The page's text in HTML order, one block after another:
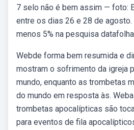
7 selo não é bem assim — foto:
entre os dias 26 e 28 de agosto.
menos 5% na pesquisa
Webde forma bem resumida e
mostram o sofrimento da igreja
mundo, enquanto as trombetas
do mundo em resposta às.
trombetas apocalípticas são
para eventos de fila